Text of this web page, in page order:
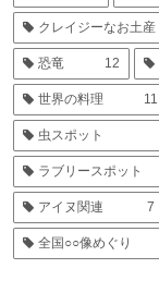
クレイジーなお土産
恐竜 12
世界の料理 11
虫スポット
ラブリースポット
アイヌ関連 7
全国○○像めぐり